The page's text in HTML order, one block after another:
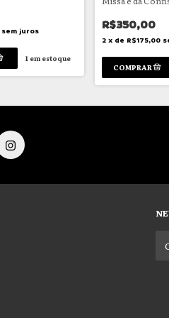
sem juros
1 em estoque
R$350,00
2 x de R$175,00